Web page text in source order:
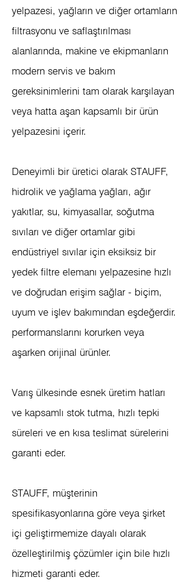
yelpazesi, yağların ve diğer ortamların
filtrasyonu ve saflaştırılması
alanlarında, makine ve ekipmanların
modern servis ve bakım
gereksinimlerini tam olarak karşılayan
veya hatta aşan kapsamlı bir ürün
yelpazesini içerir.
Deneyimli bir üretici olarak STAUFF,
hidrolik ve yağlama yağları, ağır
yakıtlar, su, kimyasallar, soğutma
sıvıları ve diğer ortamlar gibi
endüstriyel sıvılar için eksiksiz bir
yedek filtre elemanı yelpazesine hızlı
ve doğrudan erişim sağlar - biçim,
uyum ve işlev bakımından eşdeğerdir.
performanslarını korurken veya
aşarken orijinal ürünler.
Varış ülkesinde esnek üretim hatları
ve kapsamlı stok tutma, hızlı tepki
süreleri ve en kısa teslimat sürelerini
garanti eder.
STAUFF, müşterinin
spesifikasyonlarına göre veya şirket
içi geliştirmemize dayalı olarak
özelleştirilmiş çözümler için bile hızlı
hizmeti garanti eder.